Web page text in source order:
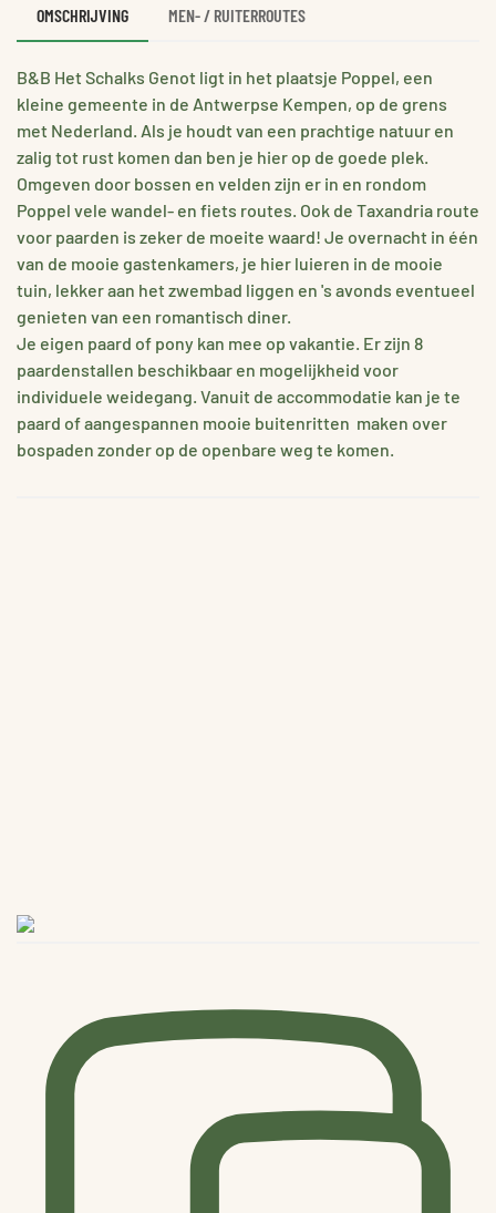
OMSCHRIJVING MEN- / RUITERROUTES
B&B Het Schalks Genot ligt in het plaatsje Poppel, een
kleine gemeente in de Antwerpse Kempen, op de grens
met Nederland. Als je houdt van een prachtige natuur en
zalig tot rust komen dan ben je hier op de goede plek.
Omgeven door bossen en velden zijn er in en rondom
Poppel vele wandel- en fiets routes. Ook de Taxandria route
voor paarden is zeker de moeite waard! Je overnacht in één
van de mooie gastenkamers, je hier luieren in de mooie
tuin, lekker aan het zwembad liggen en 's avonds eventueel
genieten van een romantisch diner.
Je eigen paard of pony kan mee op vakantie. Er zijn 8
paardenstallen beschikbaar en mogelijkheid voor
individuele weidegang. Vanuit de accommodatie kan je te
paard of aangespannen mooie buitenritten maken over
bospaden zonder op de openbare weg te komen.